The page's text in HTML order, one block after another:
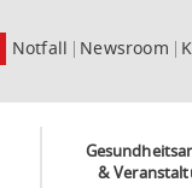
Newsroom
Notfall
&